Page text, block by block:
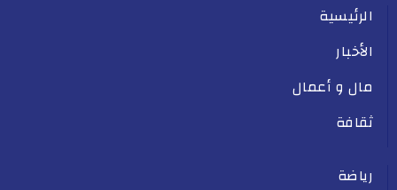
الرئيسية
الأخبار
مال و أعمال
ثقافة
رياضة